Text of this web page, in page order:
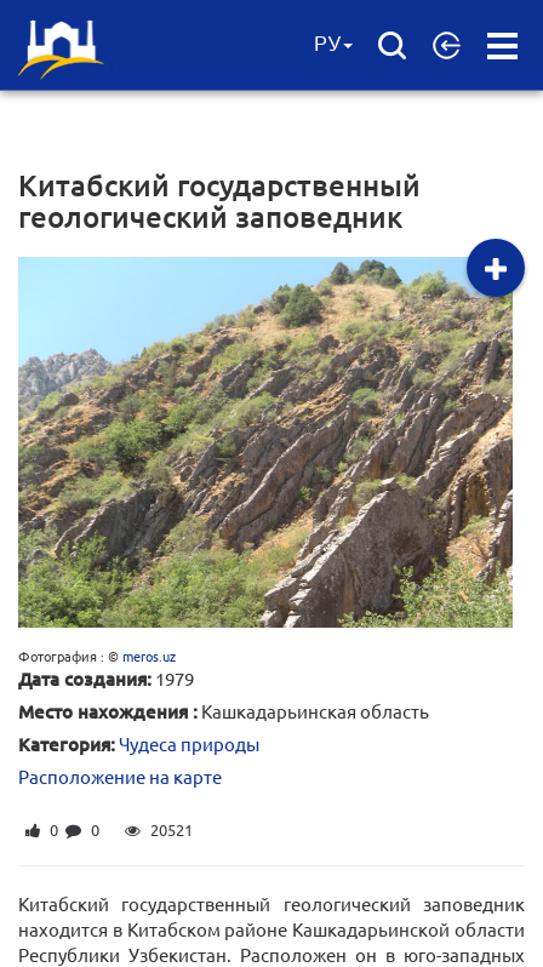
Open
РУ
Китабский государственный
геологический заповедник
Фотография : ©meros.uz
Дата создания: 1979
Место нахождения : Кашкадарьинская область
Категория:Чудеса природы
Расположение на карте
0 0 20521
Китабский государственный геологический заповедник
находится в Китабском районе Кашкадарьинской области
Республики Узбекистан. Расположен он в юго-западных